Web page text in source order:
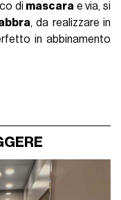
di mascara e via, si
, da realizzare in
in abbinamento